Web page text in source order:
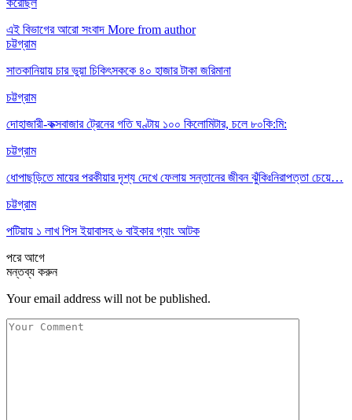
এই বিভাগের আরো সংবাদ More from author
চট্টগ্রাম
সাতকানিয়ায় চার ভুয়া চিকিৎসককে ৪০ হাজার টাকা জরিমানা
চট্টগ্রাম
দোহাজারী-কক্সবাজার ট্রেনের গতি ঘণ্টায় ১০০ কিলোমিটার, চলে ৮০কি:মি:
চট্টগ্রাম
ধোপাছড়িতে মায়ের পরকীয়ার দৃশ্য দেখে ফেলায় সন্তানের জীবন ঝুঁকিঃনিরাপত্তা চেয়ে…
চট্টগ্রাম
পটিয়ায় ১ লাখ পিস ইয়াবাসহ ৬ বাইকার গ্যাং আটক
পরেআগে
মন্তব্য করুন
Your email address will not be published.